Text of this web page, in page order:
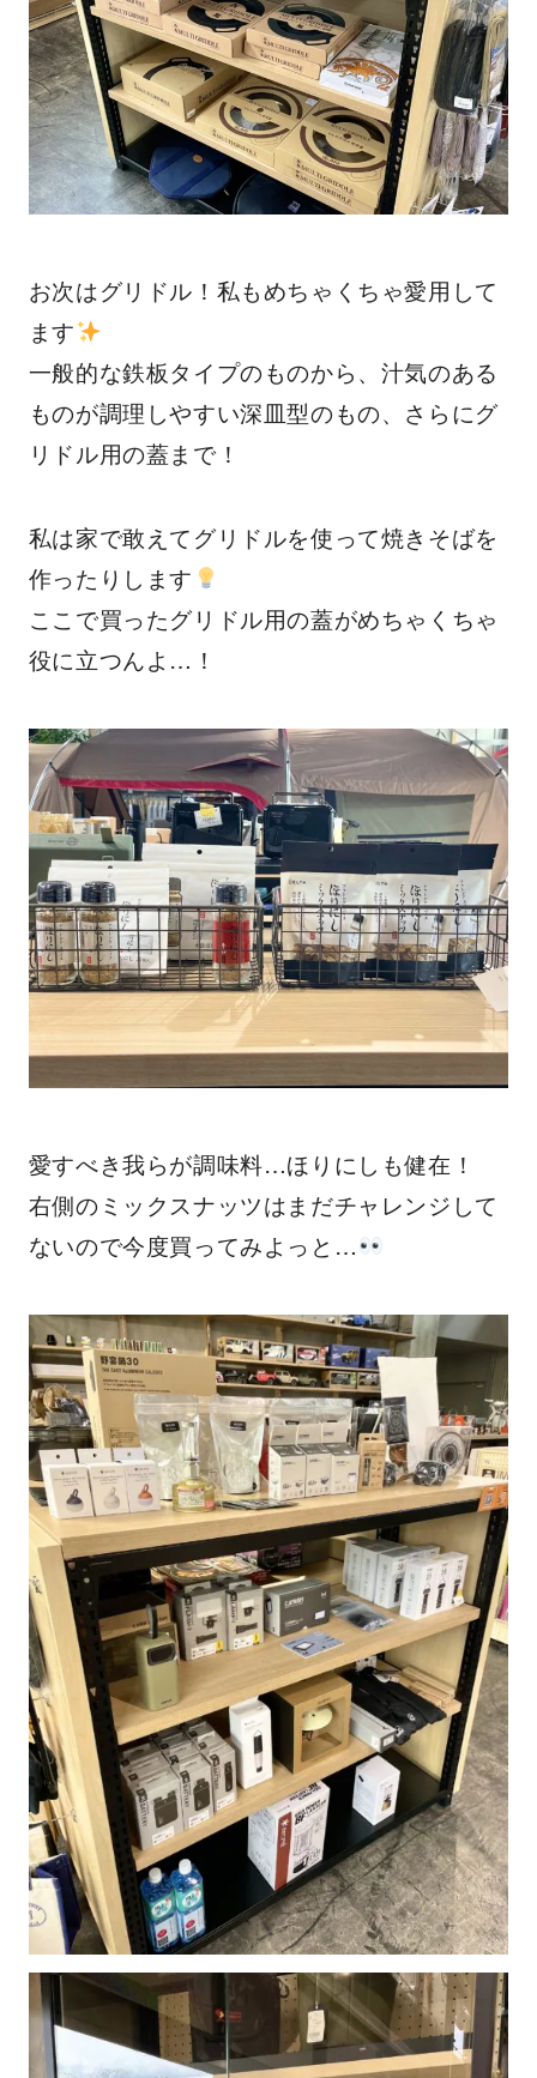
お次はグリドル！私もめちゃくちゃ愛用して
ます
一般的な鉄板タイプのものから、汁気のある
ものが調理しやすい深皿型のもの、さらにグ
リドル用の蓋まで！
私は家で敢えてグリドルを使って焼きそばを
作ったりします
ここで買ったグリドル用の蓋がめちゃくちゃ
役に立つんよ…！
愛すべき我らが調味料…ほりにしも健在！
右側のミックスナッツはまだチャレンジして
ないので今度買ってみよっと…